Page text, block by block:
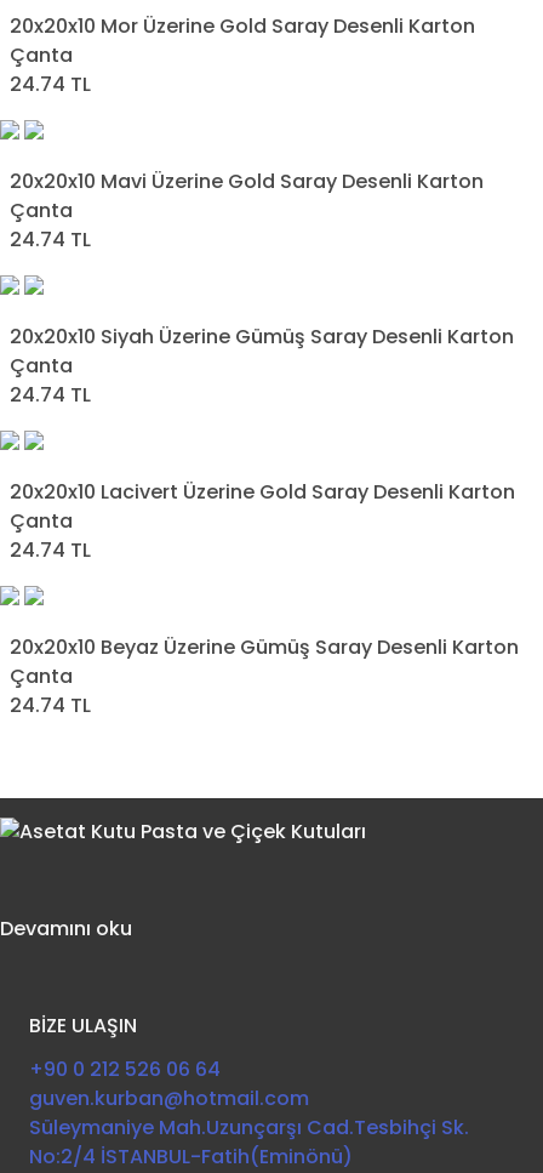
20x20x10 Mor Üzerine Gold Saray Desenli Karton
Çanta
24.74 TL
20x20x10 Mavi Üzerine Gold Saray Desenli Karton
Çanta
24.74 TL
20x20x10 Siyah Üzerine Gümüş Saray Desenli Karton
Çanta
24.74 TL
20x20x10 Lacivert Üzerine Gold Saray Desenli Karton
Çanta
24.74 TL
20x20x10 Beyaz Üzerine Gümüş Saray Desenli Karton
Çanta
24.74 TL
Devamını oku
BİZE ULAŞIN
+90 0 212 526 06 64
guven.kurban@hotmail.com
Süleymaniye Mah.Uzunçarşı Cad.Tesbihçi Sk.
No:2/4 İSTANBUL-Fatih(Eminönü)